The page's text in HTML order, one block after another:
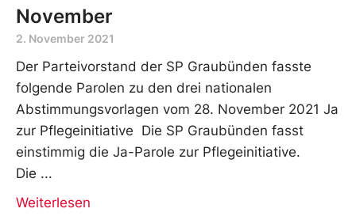
November
2. November 2021
Der Parteivorstand der SP Graubünden fasste
folgende Parolen zu den drei nationalen
Abstimmungsvorlagen vom 28. November 2021 Ja
zur Pflegeinitiative Die SP Graubünden fasst
einstimmig die Ja-Parole zur Pflegeinitiative.
Die
Weiterlesen